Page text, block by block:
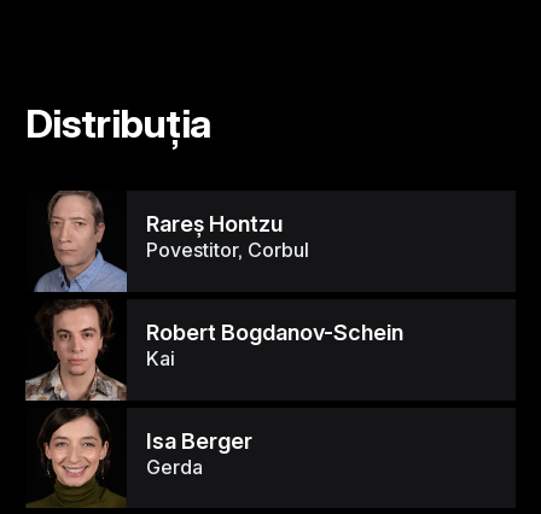
Distribuția
Rareş Hontzu
Povestitor, Corbul
Robert Bogdanov-Schein
Kai
Isa Berger
Gerda